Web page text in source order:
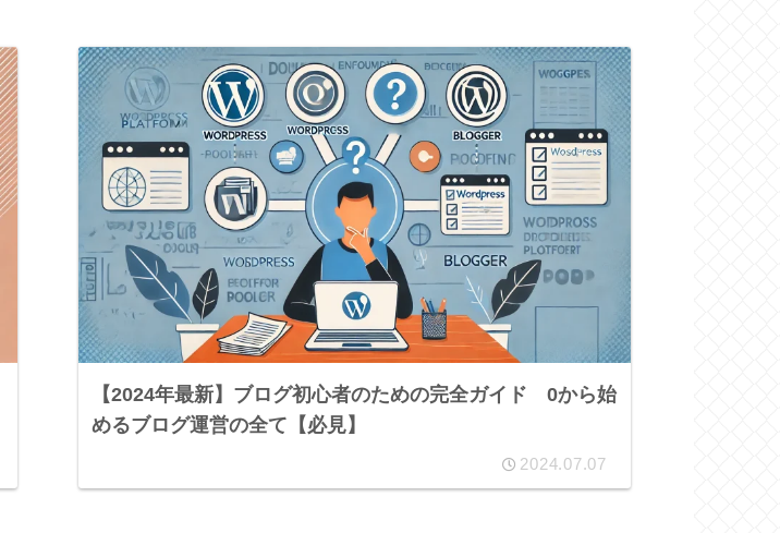
【2024年最新】ブログ初心者のための完全ガイド 0から始
めるブログ運営の全て【必見】
2024.07.07